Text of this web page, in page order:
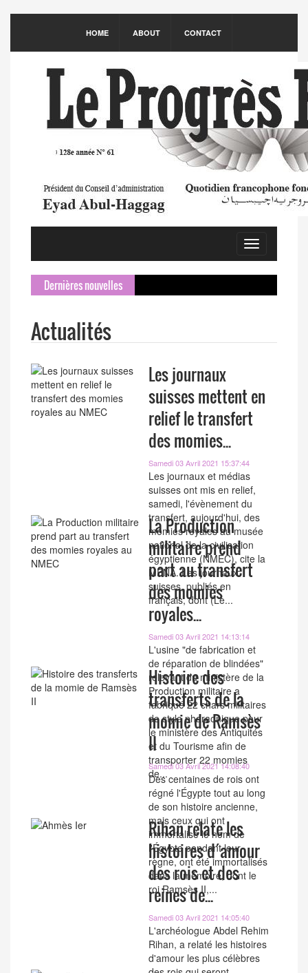
HOME ABOUT CONTACT
Toggle
navigation
Dernières nouvelles
Actualités
Les journaux
suisses mettent en
relief le transfert
des momies...
Samedi 03 Avril 2021 15:37:44
Les journaux et médias
suisses ont mis en relief,
samedi, l'évènement du
transfert, aujourd'hui, des
momies royales au musée
national de la civilisation
égyptienne (NMEC), cite la
MENA. Les journaux
suisses, publiés en
français, dont (Le...
La Production
militaire prend
part au transfert
des momies
royales...
Samedi 03 Avril 2021 14:13:14
L'usine "de fabrication et
de réparation de blindées"
relevant du ministère de la
Production militaire a
fabriqué 22 chars militaires
de style pharaonique pour
le ministère des Antiquités
et du Tourisme afin de
transporter 22 momies
de...
Histoire des
transferts de la
momie de Ramsès
II
Samedi 03 Avril 2021 14:08:40
Des centaines de rois ont
régné l'Égypte tout au long
de son histoire ancienne,
mais ceux qui ont
immortalisé le nom de
l'Égypte pendant leur
règne, ont été immortalisés
dans la mémoire, dont le
roi Ramsès II,...
Rihan relate les
histoires d´amour
des rois et des
reines de...
Samedi 03 Avril 2021 14:05:40
L'archéologue Abdel Rehim
Rihan, a relaté les histoires
d'amour les plus célèbres